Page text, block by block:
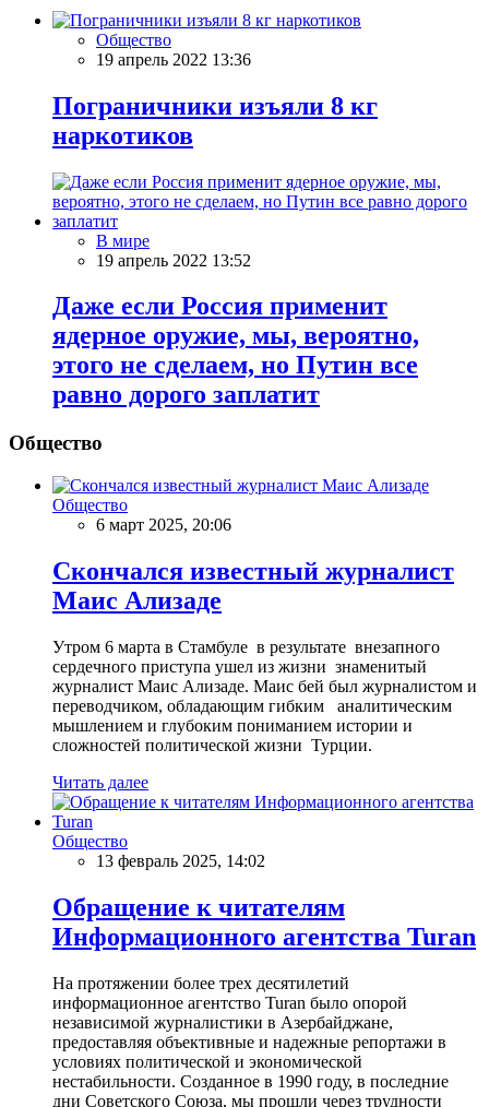
Общество
19 апрель 2022 13:36
Пограничники изъяли 8 кг
наркотиков
В мире
19 апрель 2022 13:52
Даже если Россия применит
ядерное оружие, мы, вероятно,
этого не сделаем, но Путин все
равно дорого заплатит
Общество
Общество
6 март 2025, 20:06
Скончался известный журналист
Маис Ализаде
Утром 6 марта в Стамбуле в результате внезапного
сердечного приступа ушел из жизни знаменитый
журналист Маис Ализаде. Маис бей был журналистом и
переводчиком, обладающим гибким аналитическим
мышлением и глубоким пониманием истории и
сложностей политической жизни Турции.
Читать далее
Общество
13 февраль 2025, 14:02
Обращение к читателям
Информационного агентства Turan
На протяжении более трех десятилетий
информационное агентство Turan было опорой
независимой журналистики в Азербайджане,
предоставляя объективные и надежные репортажи в
условиях политической и экономической
нестабильности. Созданное в 1990 году, в последние
дни Советского Союза, мы прошли через трудности